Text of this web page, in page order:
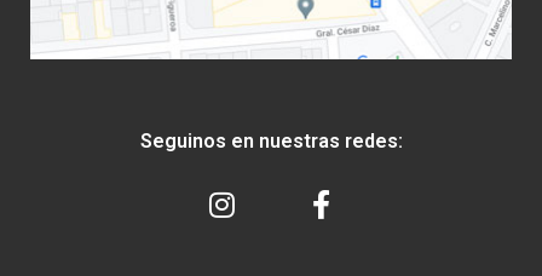
Seguinos en nuestras redes: